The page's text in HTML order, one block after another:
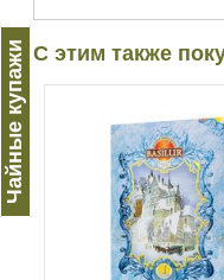
Чайные купажи С этим также